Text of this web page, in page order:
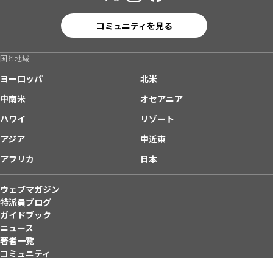
コミュニティを見る
国と地域
ヨーロッパ
北米
中南米
オセアニア
ハワイ
リゾート
アジア
中近東
アフリカ
日本
ウェブマガジン
特派員ブログ
ガイドブック
ニュース
著者一覧
コミュニティ